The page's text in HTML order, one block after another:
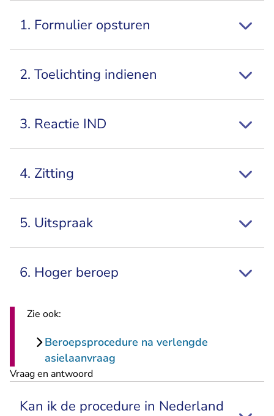
1. Formulier opsturen
2. Toelichting indienen
3. Reactie IND
4. Zitting
5. Uitspraak
6. Hoger beroep
Zie ook:
Beroepsprocedure na verlengde
asielaanvraag
Vraag en antwoord
Kan ik de procedure in Nederland